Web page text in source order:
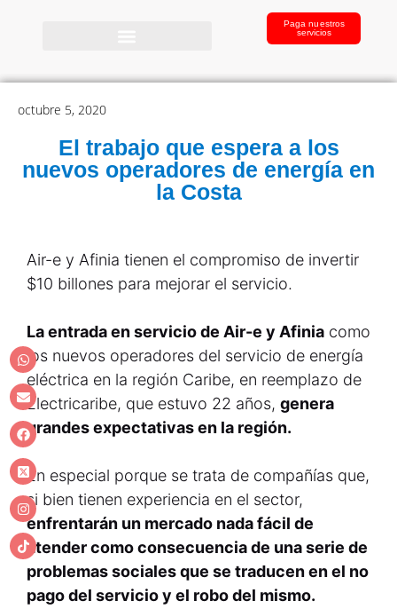
Paga nuestros
servicios
octubre 5, 2020
El trabajo que espera a los
nuevos operadores de energía en
la Costa
Air-e y Afinia tienen el compromiso de invertir
$10 billones para mejorar el servicio.
La entrada en servicio de Air-e y Afinia como
los nuevos operadores del servicio de energía
eléctrica en la región Caribe, en reemplazo de
Electricaribe, que estuvo 22 años, genera
grandes expectativas en la región.
En especial porque se trata de compañías que,
si bien tienen experiencia en el sector,
enfrentarán un mercado nada fácil de
atender como consecuencia de una serie de
problemas sociales que se traducen en el no
pago del servicio y el robo del mismo.